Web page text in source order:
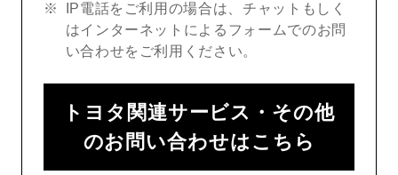
IP電話をご利用の場合は、チャットもしく
はインターネットによるフォームでのお問
い合わせをご利用ください。
トヨタ関連サービス・その他
のお問い合わせはこちら